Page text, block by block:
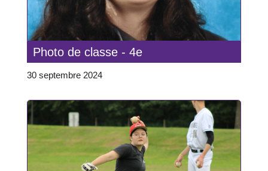
Photo de classe - 4e
30 septembre 2024